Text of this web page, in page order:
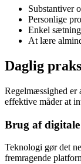
Substantiver
Personlige
Enkel
At lære
Daglig
Regelmæssighed er
effektive måder at
Brug af digitale
Teknologi gør det
fremragende